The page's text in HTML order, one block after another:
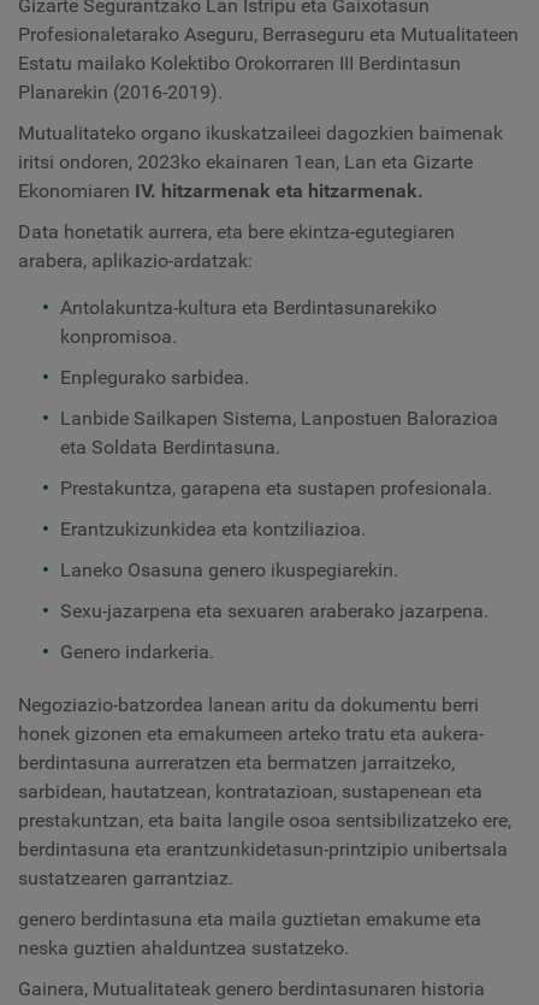
Gizarte Segurantzako Lan Istripu eta Gaixotasun
Profesionaletarako Aseguru, Berraseguru eta Mutualitateen
Estatu mailako Kolektibo Orokorraren III Berdintasun
Planarekin (2016-2019).
Mutualitateko organo ikuskatzaileei dagozkien baimenak
iritsi ondoren, 2023ko ekainaren 1ean, Lan eta Gizarte
Ekonomiaren IV. hitzarmenak eta hitzarmenak.
Data honetatik aurrera, eta bere ekintza-egutegiaren
arabera, aplikazio-ardatzak:
Antolakuntza-kultura eta Berdintasunarekiko
konpromisoa.
Enplegurako sarbidea.
Lanbide Sailkapen Sistema, Lanpostuen Balorazioa
eta Soldata Berdintasuna.
Prestakuntza, garapena eta sustapen profesionala.
Erantzukizunkidea eta kontziliazioa.
Laneko Osasuna genero ikuspegiarekin.
Sexu-jazarpena eta sexuaren araberako jazarpena.
Genero indarkeria.
Negoziazio-batzordea lanean aritu da dokumentu berri
honek gizonen eta emakumeen arteko tratu eta aukera-
berdintasuna aurreratzen eta bermatzen jarraitzeko,
sarbidean, hautatzean, kontratazioan, sustapenean eta
prestakuntzan, eta baita langile osoa sentsibilizatzeko ere,
berdintasuna eta erantzunkidetasun-printzipio unibertsala
sustatzearen garrantziaz.
genero berdintasuna eta maila guztietan emakume eta
neska guztien ahalduntzea sustatzeko.
Gainera, Mutualitateak genero berdintasunaren historia